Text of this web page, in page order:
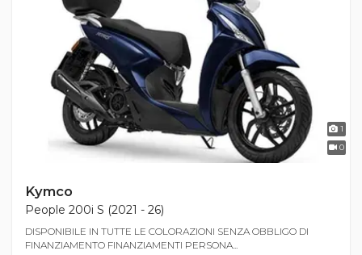
1
0
Kymco
People 200i S (2021 - 26)
DISPONIBILE IN TUTTE LE COLORAZIONI SENZA OBBLIGO DI
FINANZIAMENTO FINANZIAMENTI PERSONA...